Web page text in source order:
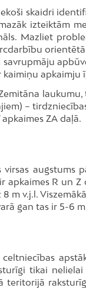
skaidri
izteiktām
Mazliet
apkaimju
–
ZA daļā.
augstums
R un
m v.j.l.
gan tas ir 5-6 m
tikai
teritorijā